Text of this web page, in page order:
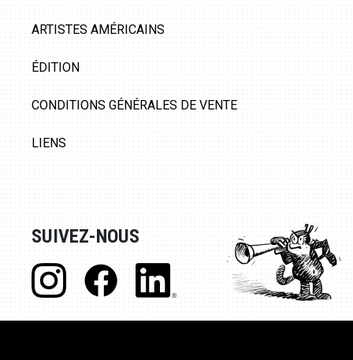
ARTISTES AMÉRICAINS
ÉDITION
CONDITIONS GÉNÉRALES DE VENTE
LIENS
SUIVEZ-NOUS